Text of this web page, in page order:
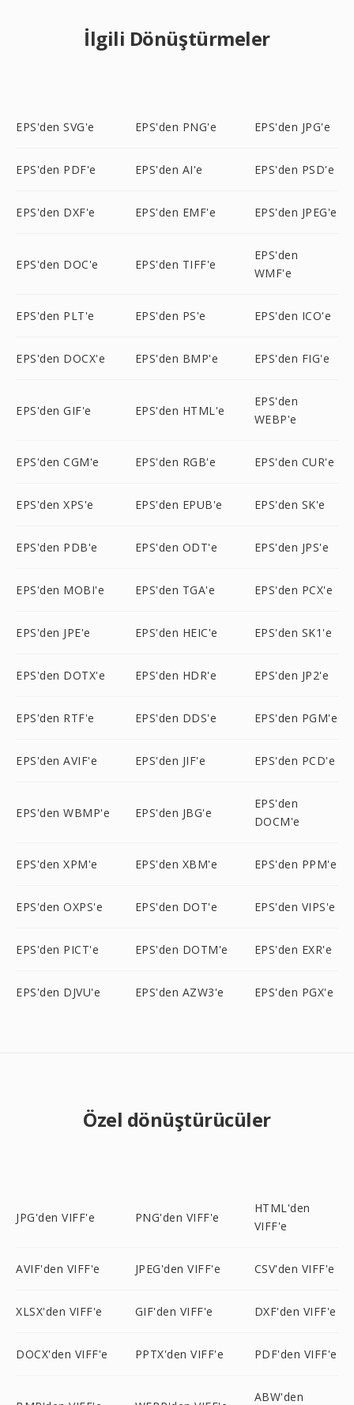
İlgili Dönüştürmeler
EPS'den SVG'e EPS'den PNG'e EPS'den JPG'e
EPS'den PDF'e EPS'den AI'e EPS'den PSD'e
EPS'den DXF'e EPS'den EMF'e EPS'den JPEG'e
EPS'den DOC'e EPS'den TIFF'e
EPS'den
WMF'e
EPS'den PLT'e EPS'den PS'e EPS'den ICO'e
EPS'den DOCX'e EPS'den BMP'e EPS'den FIG'e
EPS'den GIF'e EPS'den HTML'e
EPS'den
WEBP'e
EPS'den CGM'e EPS'den RGB'e EPS'den CUR'e
EPS'den XPS'e EPS'den EPUB'e EPS'den SK'e
EPS'den PDB'e EPS'den ODT'e EPS'den JPS'e
EPS'den MOBI'e EPS'den TGA'e EPS'den PCX'e
EPS'den JPE'e EPS'den HEIC'e EPS'den SK1'e
EPS'den DOTX'e EPS'den HDR'e EPS'den JP2'e
EPS'den RTF'e EPS'den DDS'e EPS'den PGM'e
EPS'den AVIF'e EPS'den JIF'e EPS'den PCD'e
EPS'den WBMP'e EPS'den JBG'e
EPS'den
DOCM'e
EPS'den XPM'e EPS'den XBM'e EPS'den PPM'e
EPS'den OXPS'e EPS'den DOT'e EPS'den VIPS'e
EPS'den PICT'e EPS'den DOTM'e EPS'den EXR'e
EPS'den DJVU'e EPS'den AZW3'e EPS'den PGX'e
Özel dönüştürücüler
JPG'den VIFF'e PNG'den VIFF'e
HTML'den
VIFF'e
AVIF'den VIFF'e JPEG'den VIFF'e CSV'den VIFF'e
XLSX'den VIFF'e GIF'den VIFF'e DXF'den VIFF'e
DOCX'den VIFF'e PPTX'den VIFF'e PDF'den VIFF'e
ABW'den